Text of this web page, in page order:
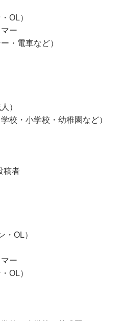
OL）
ー
・電車など）
）
校・小学校・幼稚園など）
稿者
OL）
ー
OL）